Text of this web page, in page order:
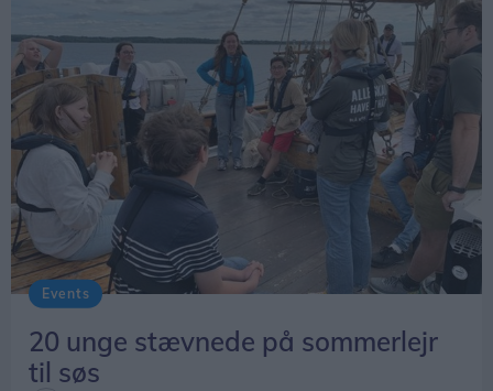
Events
20 unge stævnede på sommerlejr
til søs